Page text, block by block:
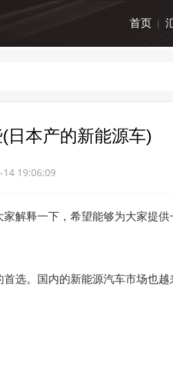
首页
日本产的新能源车)
14 19:06:09
解释一下，希望能够为大家提供
选。国内的新能源汽车市场也